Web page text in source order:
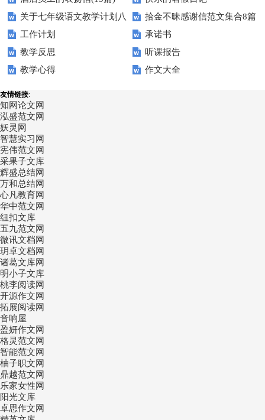
关于七年级语文教学计划八
篇
拾金不昧感谢信范文集合8篇
工作计划
承诺书
教学反思
听课报告
教学心得
作文大全
友情链接:
知网论文网
泓盛范文网
妖灵网
智慧实习网
宪伟范文网
采果子文库
辉盛总结网
万和总结网
心凡教育网
华中范文网
纽扣文库
五九范文网
微讯文档网
玥卓文档网
诸葛文库网
明小子文库
桃李阅读网
开源作文网
拓展阅读网
音响屋
盈妍作文网
格灵范文网
智能范文网
柚子职文网
鼎越范文网
乐家女性网
阳光文库
卓思作文网